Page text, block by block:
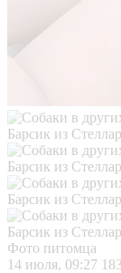
Фото питомца
14 июля, 09:27